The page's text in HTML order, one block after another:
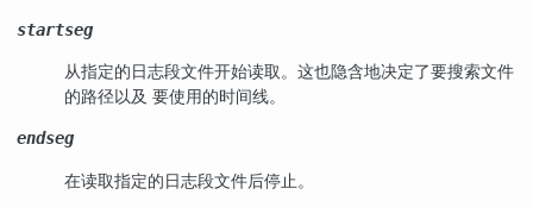
startseg
从指定的日志段文件开始读取。这也隐含地决定了要搜索文件
的路径以及 要使用的时间线。
endseg
在读取指定的日志段文件后停止。